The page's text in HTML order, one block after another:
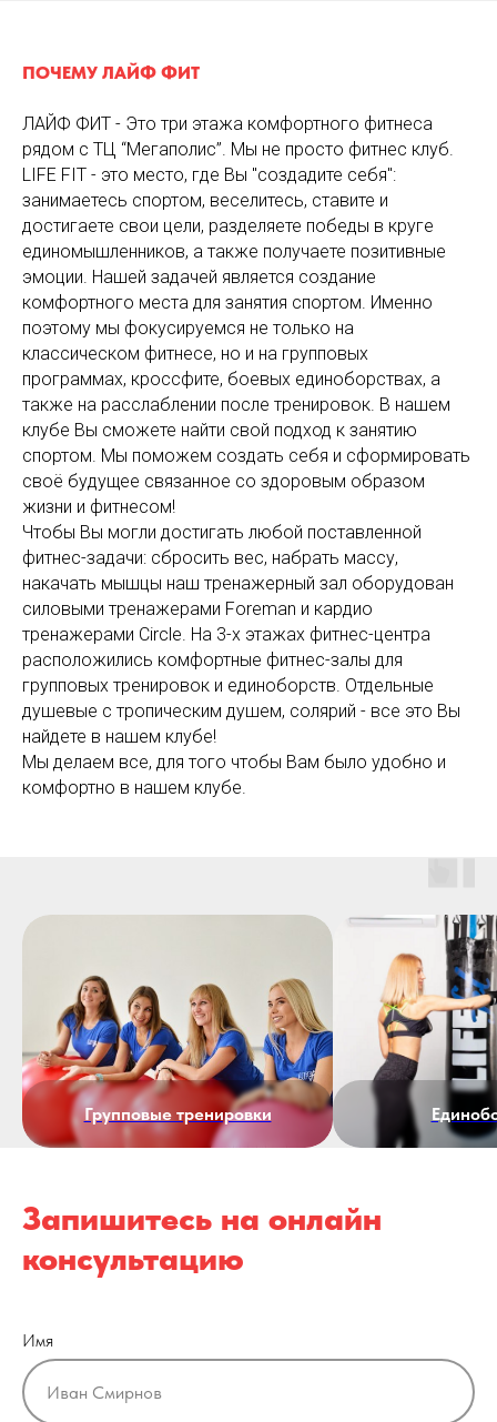
ПОЧЕМУ ЛАЙФ ФИТ
ЛАЙФ ФИТ - Это три этажа комфортного фитнеса
рядом с ТЦ “Мегаполис”. Мы не просто фитнес клуб.
LIFE FIT - это место, где Вы "создадите себя":
занимаетесь спортом, веселитесь, ставите и
достигаете свои цели, разделяете победы в круге
единомышленников, а также получаете позитивные
эмоции. Нашей задачей является создание
комфортного места для занятия спортом. Именно
поэтому мы фокусируемся не только на
классическом фитнесе, но и на групповых
программах, кроссфите, боевых единоборствах, а
также на расслаблении после тренировок. В нашем
клубе Вы сможете найти свой подход к занятию
спортом. Мы поможем создать себя и сформировать
своё будущее связанное со здоровым образом
жизни и фитнесом!
Чтобы Вы могли достигать любой поставленной
фитнес-задачи: сбросить вес, набрать массу,
накачать мышцы наш тренажерный зал оборудован
силовыми тренажерами Foreman и кардио
тренажерами Circle. На 3-х этажах фитнес-центра
расположились комфортные фитнес-залы для
групповых тренировок и единоборств. Отдельные
душевые с тропическим душем, солярий - все это Вы
найдете в нашем клубе!
Мы делаем все, для того чтобы Вам было удобно и
комфортно в нашем клубе.
Групповые тренировки
Запишитесь на онлайн
консультацию
Имя